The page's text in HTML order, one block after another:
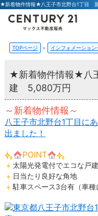
TOPページ インフォメーション
★新着物件情報★八
建 5,080万円
～新着物件情報～
八王子市北野台1丁目に
出ました！
POINT
太陽光発電付でエコな戸建
日当たり良好な角地
駐車スペース3台有（車種